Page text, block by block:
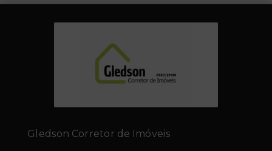
Gledson Corretor de Imóveis